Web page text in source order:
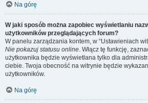
Na górę
W jaki sposób można zapobiec wyświetlaniu
użytkowników przeglądających forum?
W panelu zarządzania kontem, w “Ustawieniach
Nie pokazuj statusu online. Włącz tę funkcję,
użytkownika będzie wyświetlana tylko dla
ciebie. Twoja obecność na witrynie będzie
użytkowników.
Na górę